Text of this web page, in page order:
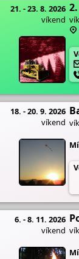
21. - 23. 8. 2026
víkend
18. - 20. 9. 2026
víkend
6. - 8. 11. 2026
víkend